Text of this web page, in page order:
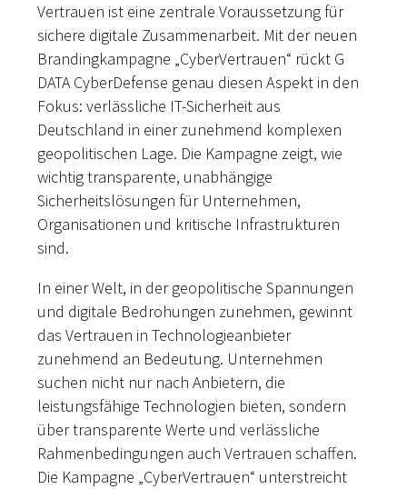
Vertrauen ist eine zentrale Voraussetzung für
sichere digitale Zusammenarbeit. Mit der neuen
Brandingkampagne „CyberVertrauen“ rückt G
DATA CyberDefense genau diesen Aspekt in den
Fokus: verlässliche IT-Sicherheit aus
Deutschland in einer zunehmend komplexen
geopolitischen Lage. Die Kampagne zeigt, wie
wichtig transparente, unabhängige
Sicherheitslösungen für Unternehmen,
Organisationen und kritische Infrastrukturen
sind.
In einer Welt, in der geopolitische Spannungen
und digitale Bedrohungen zunehmen, gewinnt
das Vertrauen in Technologieanbieter
zunehmend an Bedeutung. Unternehmen
suchen nicht nur nach Anbietern, die
leistungsfähige Technologien bieten, sondern
über transparente Werte und verlässliche
Rahmenbedingungen auch Vertrauen schaffen.
Die Kampagne „CyberVertrauen“ unterstreicht